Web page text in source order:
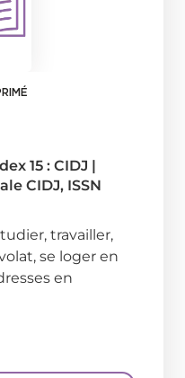
15 : CIDJ |
CIDJ, ISSN
travailler,
se loger en
en